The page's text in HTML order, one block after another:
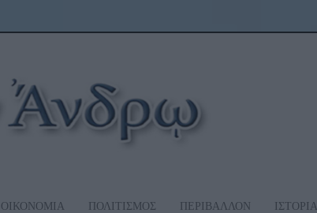
ΟΙΚΟΝΟΜΙΑ ΠΟΛΙΤΙΣΜΟΣ ΠΕΡΙΒΑΛΛΟΝ ΙΣΤΟΡΙΑ